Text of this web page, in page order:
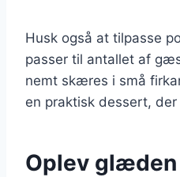
Husk også at tilpasse
passer til antallet af
nemt skæres i små
en praktisk dessert,
Oplev glæden